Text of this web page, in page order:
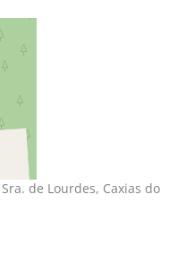
de Lourdes, Caxias do